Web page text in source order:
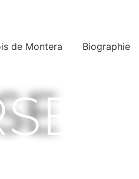
de Montera Biographie